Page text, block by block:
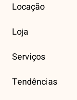
Locação
Loja
Serviços
Tendências